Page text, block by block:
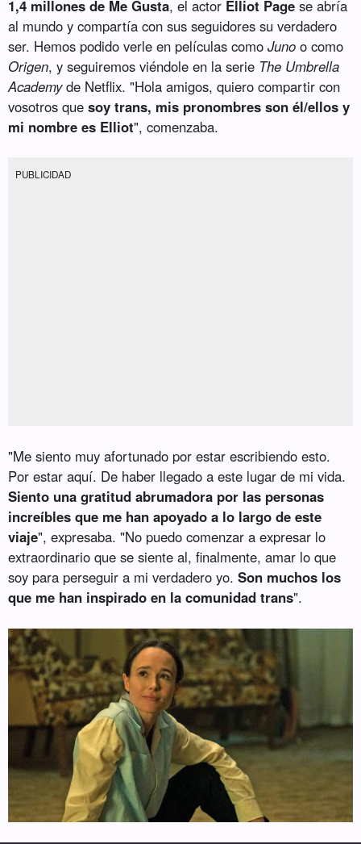
1,4 millones de Me Gusta, el actor Elliot Page se abría
al mundo y compartía con sus seguidores su verdadero
ser. Hemos podido verle en películas comoJuno o como
Origen, y seguiremos viéndole en la serie The Umbrella
Academyde Netflix. "Hola amigos, quiero compartir con
vosotros quesoy trans, mis pronombres son él/ellos y
mi nombre es Elliot", comenzaba.
PUBLICIDAD
"Me siento muy afortunado por estar escribiendo esto.
Por estar aquí. De haber llegado a este lugar de mi vida.
Siento una gratitud abrumadora por las personas
increíbles que me han apoyado a lo largo de este
viaje", expresaba. "No puedo comenzar a expresar lo
extraordinario que se siente al, finalmente, amar lo que
soy para perseguir a mi verdadero yo.Son muchos los
que me han inspirado en la comunidad trans".